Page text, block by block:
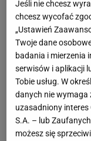
tylko pod kątem
postanowili
(1:3), żeby
Julian
chwili. - Nie
szkoleniowiec
Jeśli nie chcesz
chcesz wycofać
„Ustawień
Twoje dane
badania i mierzenia
serwisów i aplikacji
Tobie usług. W
danych nie wymaga
uzasadniony interes
S.A. – lub
możesz się